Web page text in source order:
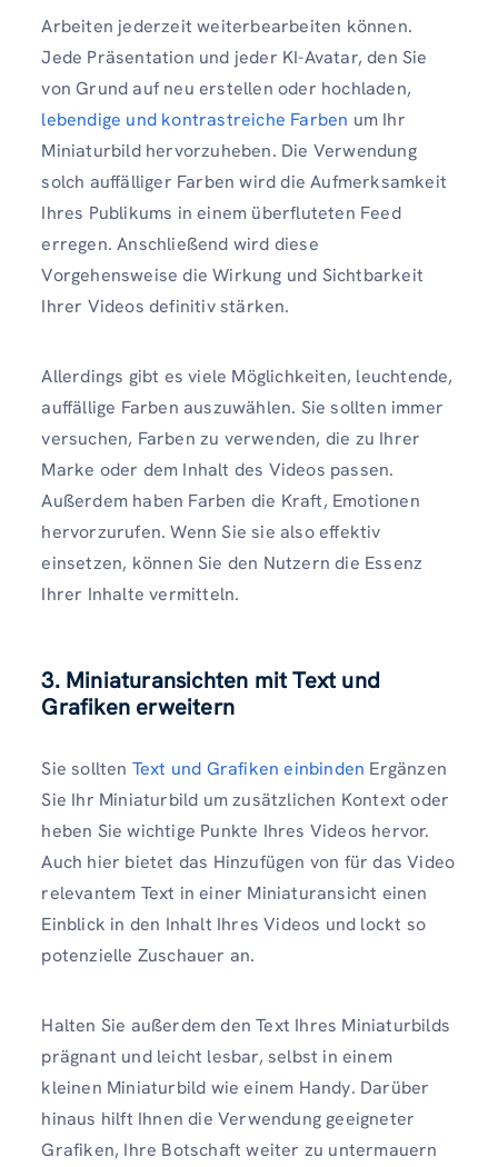
Arbeiten jederzeit weiterbearbeiten können.
Jede Präsentation und jeder KI-Avatar, den Sie
von Grund auf neu erstellen oder hochladen,
lebendige und kontrastreiche Farben um Ihr
Miniaturbild hervorzuheben. Die Verwendung
solch auffälliger Farben wird die Aufmerksamkeit
Ihres Publikums in einem überfluteten Feed
erregen. Anschließend wird diese
Vorgehensweise die Wirkung und Sichtbarkeit
Ihrer Videos definitiv stärken.
Allerdings gibt es viele Möglichkeiten, leuchtende,
auffällige Farben auszuwählen. Sie sollten immer
versuchen, Farben zu verwenden, die zu Ihrer
Marke oder dem Inhalt des Videos passen.
Außerdem haben Farben die Kraft, Emotionen
hervorzurufen. Wenn Sie sie also effektiv
einsetzen, können Sie den Nutzern die Essenz
Ihrer Inhalte vermitteln.
3. Miniaturansichten mit Text und
Grafiken erweitern
Sie sollten Text und Grafiken einbinden Ergänzen
Sie Ihr Miniaturbild um zusätzlichen Kontext oder
heben Sie wichtige Punkte Ihres Videos hervor.
Auch hier bietet das Hinzufügen von für das Video
relevantem Text in einer Miniaturansicht einen
Einblick in den Inhalt Ihres Videos und lockt so
potenzielle Zuschauer an.
Halten Sie außerdem den Text Ihres Miniaturbilds
prägnant und leicht lesbar, selbst in einem
kleinen Miniaturbild wie einem Handy. Darüber
hinaus hilft Ihnen die Verwendung geeigneter
Grafiken, Ihre Botschaft weiter zu untermauern